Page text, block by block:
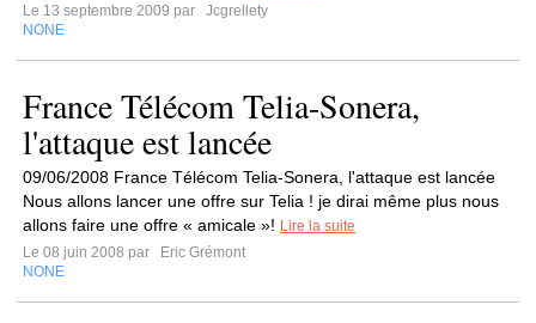
Le 13 septembre 2009 par
Jcgrellety
NONE
France Télécom Telia-Sonera,
l'attaque est lancée
09/06/2008 France Télécom Telia-Sonera, l'attaque est lancée
Nous allons lancer une offre sur Telia ! je dirai même plus nous
allons faire une offre « amicale »! Lire la suite
Le 08 juin 2008 par
Eric Grémont
NONE